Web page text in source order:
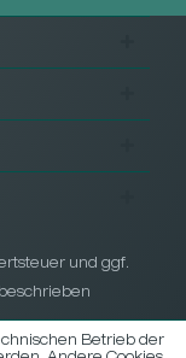
und ggf.
Betrieb der